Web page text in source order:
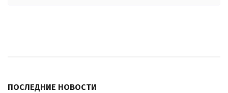
ПОСЛЕДНИЕ НОВОСТИ